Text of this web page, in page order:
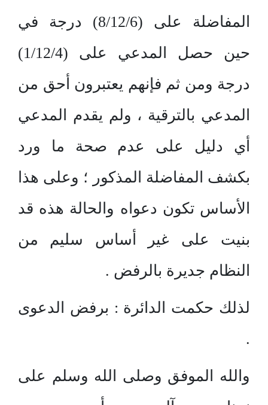
المفاضلة على (8/12/6) درجة في
حين حصل المدعي على (1/12/4)
درجة ومن ثم فإنهم يعتبرون أحق من
المدعي بالترقية ، ولم يقدم المدعي
أي دليل على عدم صحة ما ورد
بكشف المفاضلة المذكور ؛ وعلى هذا
الأساس تكون دعواه والحالة هذه قد
بنيت على غير أساس سليم من
النظام جديرة بالرفض .
لذلك حكمت الدائرة : برفض الدعوى
.
والله الموفق وصلى الله وسلم على